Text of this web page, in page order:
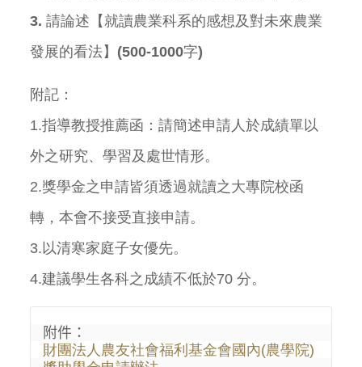
3. 請論述【就讀農業科系的感想及對未來農業
發展的看法】(500-1000字)
附記：
1.指導教授推薦函：請簡述申請人於成績單以
外之研究、學習及處世情形。
2.獎學金之申請皆須透過就讀之大專院校函
轉，本會不接受直接申請。
3.以清寒家庭子女優先。
4.建議學生各科之成績不低於70 分。
財團法人農友社會福利基金會國內(農學院)